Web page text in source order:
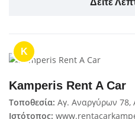
K
Kamperis Rent A Car
Τοποθεσία: Αγ. Αναργύρων 78,
Ιστότοπος: